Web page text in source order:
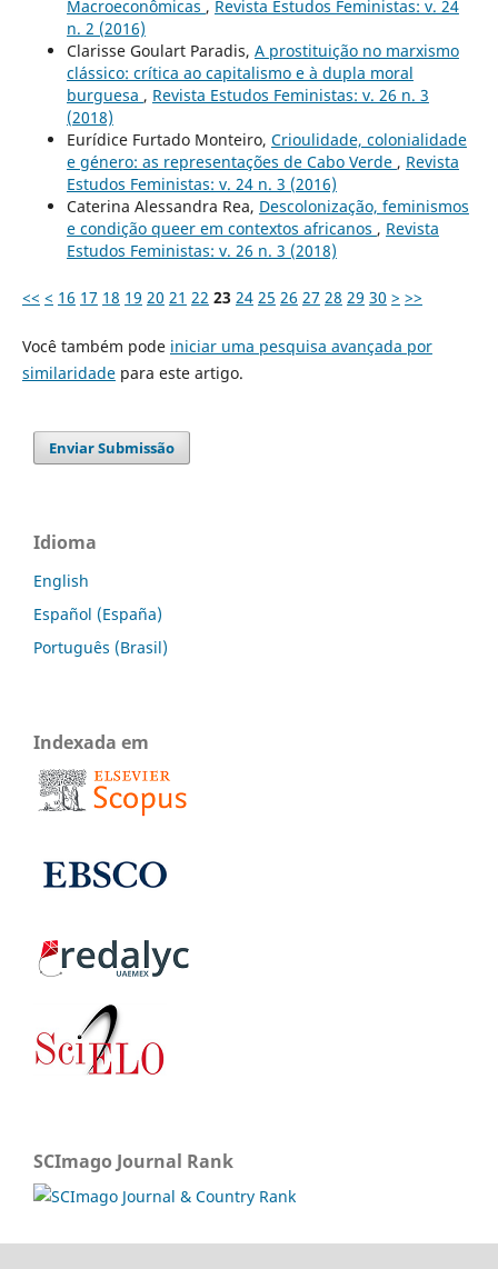
Macroeconômicas , Revista Estudos Feministas: v. 24
n. 2 (2016)
Clarisse Goulart Paradis, A prostituição no marxismo
clássico: crítica ao capitalismo e à dupla moral
burguesa , Revista Estudos Feministas: v. 26 n. 3
(2018)
Eurídice Furtado Monteiro, Crioulidade, colonialidade
e género: as representações de Cabo Verde , Revista
Estudos Feministas: v. 24 n. 3 (2016)
Caterina Alessandra Rea, Descolonização, feminismos
e condição queer em contextos africanos , Revista
Estudos Feministas: v. 26 n. 3 (2018)
<< < 16 17 18 19 20 21 22 23 24 25 26 27 28 29 30 > >>
Você também pode iniciar uma pesquisa avançada por
similaridadepara este artigo.
Enviar Submissão
Idioma
English
Español (España)
Português (Brasil)
Indexada em
SCImago Journal Rank